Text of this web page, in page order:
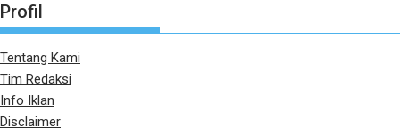
Profil
Tentang Kami
Tim Redaksi
Info Iklan
Disclaimer